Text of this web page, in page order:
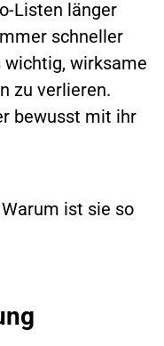
Listen länger
schneller
wirksame
zu verlieren.
bewusst mit ihr
ist sie so